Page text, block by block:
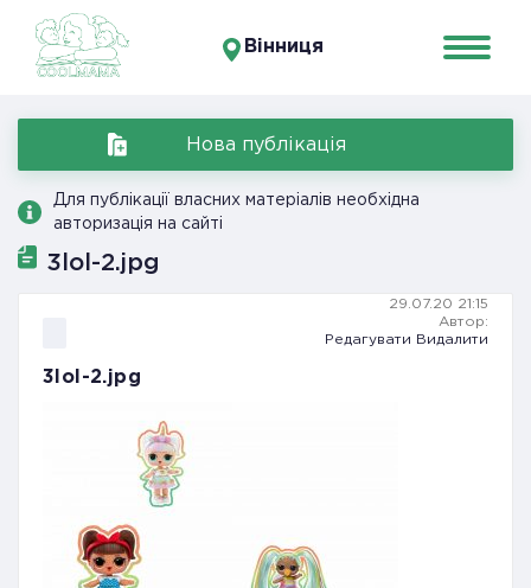
Вінниця
Нова публікація
Для публікації власних матеріалів необхідна
авторизація на сайті
3lol-2.jpg
29.07.20 21:15
Автор:
Редагувати
Видалити
3lol-2.jpg